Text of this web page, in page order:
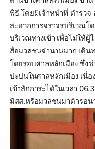
พิธี โดยมีเจ้าหน้าที่ ตำรว
สะดวกการจราจรบริเวณโ
บริเวณทางเข้า เพื่อไม่ให้
สื่อมวลชนจำนวนมาก เดิ
โดยรอบศาลหลักเมือง ซึ่งช่
ปะปนในศาลหลักเมือง เนื่
เข้าสักการะได้ในเวลา
มีสส.หรือมวลชนมาดักรอ